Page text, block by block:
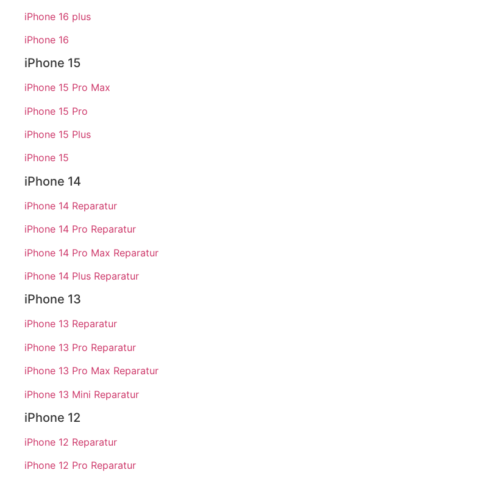
iPhone 16 plus
iPhone 16
iPhone 15
iPhone 15 Pro Max
iPhone 15 Pro
iPhone 15 Plus
iPhone 15
iPhone 14
iPhone 14 Reparatur
iPhone 14 Pro Reparatur
iPhone 14 Pro Max Reparatur
iPhone 14 Plus Reparatur
iPhone 13
iPhone 13 Reparatur
iPhone 13 Pro Reparatur
iPhone 13 Pro Max Reparatur
iPhone 13 Mini Reparatur
iPhone 12
iPhone 12 Reparatur
iPhone 12 Pro Reparatur